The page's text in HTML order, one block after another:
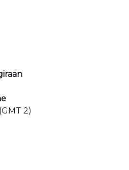
2)